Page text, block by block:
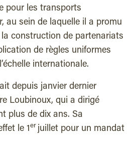
pour les transports
au sein de laquelle il a promu
la construction de partenariats
de règles uniformes
internationale.
depuis janvier dernier
Loubinoux, qui a dirigé
plus de dix ans. Sa
le 1er juillet pour un mandat